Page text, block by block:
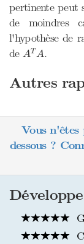
pertinente peut
de moindres
l'hypothèse de
de AT A
AT A.
Autres
Vous n'êtes
dessous ?